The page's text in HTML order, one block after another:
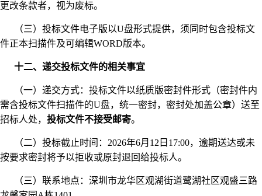
更改条款者，视为废标。
（三）投标文件电子版以U盘形式提供，须同时包含投标文
件正本扫描件及可编辑WORD版本。
十二、递交投标文件的相关事宜
（一）递交方式：投标文件以纸质版密封件形式（密封件内
需含投标文件扫描件的U盘，统一密封，密封处加盖公章）送至
招标人处， 投标文件不接受邮寄。
（二）投标截止时间：2026年6月12日17:00，逾期送达或未
按要求密封将予以拒收或原封退回给投标人。
（三）联系地点：深圳市龙华区观湖街道鹭湖社区观盛三路